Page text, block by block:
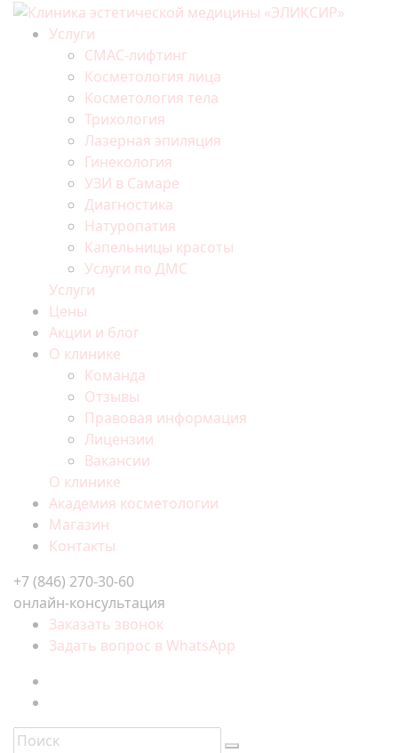
Услуги
СМАС-лифтинг
Косметология лица
Косметология тела
Трихология
Лазерная эпиляция
Гинекология
УЗИ в Самаре
Диагностика
Натуропатия
Капельницы красоты
Услуги по ДМС
Услуги
Цены
Акции и блог
О клинике
Команда
Отзывы
Правовая информация
Лицензии
Вакансии
О клинике
Академия косметологии
Магазин
Контакты
+7 (846) 270-30-60
онлайн-консультация
Заказать звонок
Задать вопрос в WhatsApp